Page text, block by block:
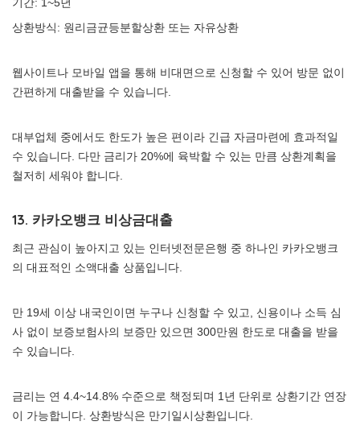
상환방식: 원리금균등분할상환 또는 자유상환
웹사이트나 모바일 앱을 통해 비대면으로 신청할 수 있어 방문 없이
간편하게 대출받을 수 있습니다.
대부업체 중에서도 한도가 높은 편이라 긴급 자금마련에 효과적일
수 있습니다. 다만 금리가 20%에 육박할 수 있는 만큼 상환계획을
철저히 세워야 합니다.
13. 카카오뱅크 비상금대출
최근 관심이 높아지고 있는 인터넷전문은행 중 하나인 카카오뱅크
의 대표적인 소액대출 상품입니다.
만 19세 이상 내국인이면 누구나 신청할 수 있고, 신용이나 소득 심
사 없이 보증보험사의 보증만 있으면 300만원 한도로 대출을 받을
수 있습니다.
금리는 연 4.4~14.8% 수준으로 책정되며 1년 단위로 상환기간 연장
이 가능합니다. 상환방식은 만기일시상환입니다.